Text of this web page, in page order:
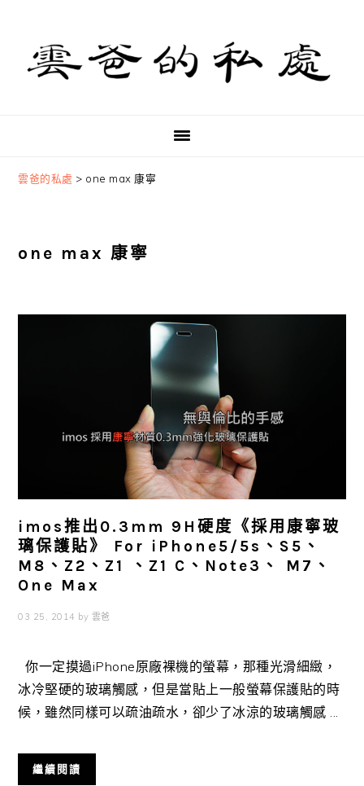
primary
navigation
content
primary
sidebar
雲爸的私處 > one max 康寧
one max 康寧
imos推出0.3mm 9H硬度《採用康寧玻
璃保護貼》 For iPhone5/5s、S5、
M8、Z2、Z1 、Z1 C、Note3、 M7、
One Max
03 25, 2014 by 雲爸
你一定摸過iPhone原廠裸機的螢幕，那種光滑細緻，
冰冷堅硬的玻璃觸感，但是當貼上一般螢幕保護貼的時
候，雖然同樣可以疏油疏水，卻少了冰涼的玻璃觸感 ...
繼續閱讀